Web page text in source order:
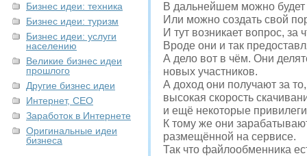
Бизнес идеи: техника
Бизнес идеи: туризм
Бизнес идеи: услуги
населению
Великие бизнес идеи
прошлого
Другие бизнес идеи
Интернет, СЕО
Заработок в Интернете
Оригинальные идеи
бизнеса
В дальнейшем можно
Или можно создать свой
И тут возникает вопрос,
Вроде они и так
А дело вот в чём. Они
новых участников.
А доход они получают за
высокая скорость
и ещё некоторые
К тому же они
размещённой на сервисе.
Так что файлообменника